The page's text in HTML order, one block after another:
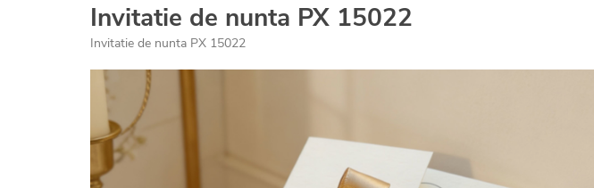
Invitatie de nunta PX 15022
Invitatie de nunta PX 15022